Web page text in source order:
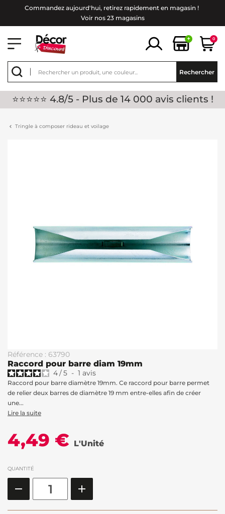
Commandez aujourd'hui, retirez rapidement en magasin !
Voir nos 23 magasins
+ 0
Rechercher
⭐⭐⭐⭐⭐ 4.8/5 - Plus de 14 000 avis clients !
Tringle à composer rideau et voilage
Référence : 63790
Raccord pour barre diam 19mm
4/5 - 1 avis
Raccord pour barre diamètre 19mm. Ce raccord pour barre permet
de relier deux barres de diamètre 19 mm entre-elles afin de créer
une...
Lire la suite
4,49 € L'Unité
QUANTITÉ